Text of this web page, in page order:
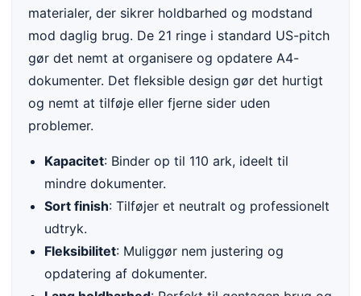
materialer, der sikrer holdbarhed og modstand
mod daglig brug. De 21 ringe i standard US-pitch
gør det nemt at organisere og opdatere A4-
dokumenter. Det fleksible design gør det hurtigt
og nemt at tilføje eller fjerne sider uden
problemer.
Kapacitet: Binder op til 110 ark, ideelt til
mindre dokumenter.
Sort finish: Tilføjer et neutralt og professionelt
udtryk.
Fleksibilitet: Muliggør nem justering og
opdatering af dokumenter.